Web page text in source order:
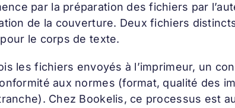
par la préparation des fichiers par
de la couverture. Deux fichiers
le corps de texte.
les fichiers envoyés à l’imprimeur, un
aux normes (format, qualité des
Chez Bookelis, ce processus est